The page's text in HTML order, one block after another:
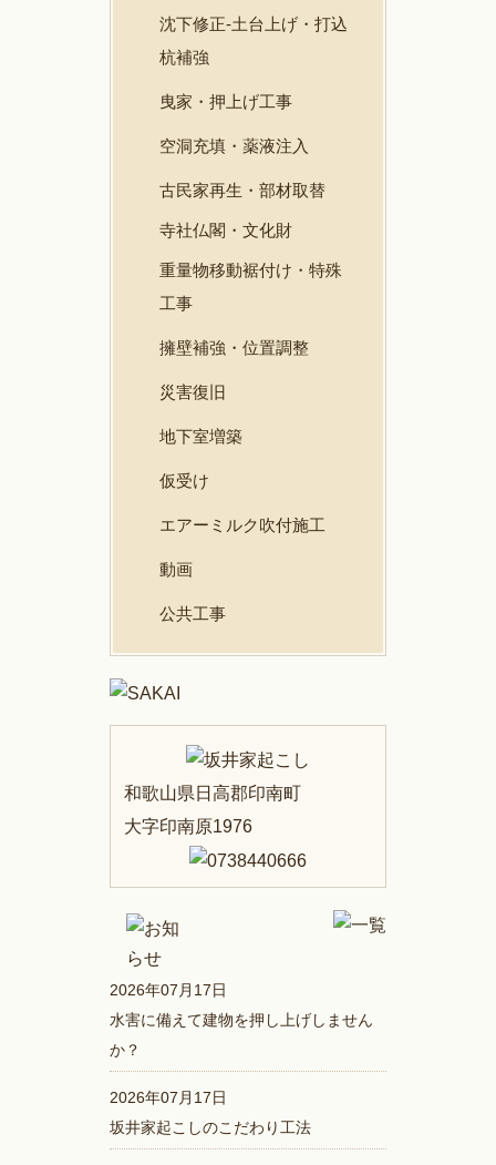
沈下修正-土台上げ・打込
杭補強
曳家・押上げ工事
空洞充填・薬液注入
古民家再生・部材取替
寺社仏閣・文化財
重量物移動裾付け・特殊
工事
擁壁補強・位置調整
災害復旧
地下室増築
仮受け
エアーミルク吹付施工
動画
公共工事
和歌山県日高郡印南町
大字印南原1976
2026年07月17日
水害に備えて建物を押し上げしません
か？
2026年07月17日
坂井家起こしのこだわり工法